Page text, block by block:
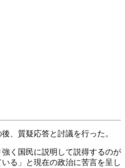
、質疑応答と討議を行った。
く国民に説明して説得するのが
る」と現在の政治に苦言を呈し